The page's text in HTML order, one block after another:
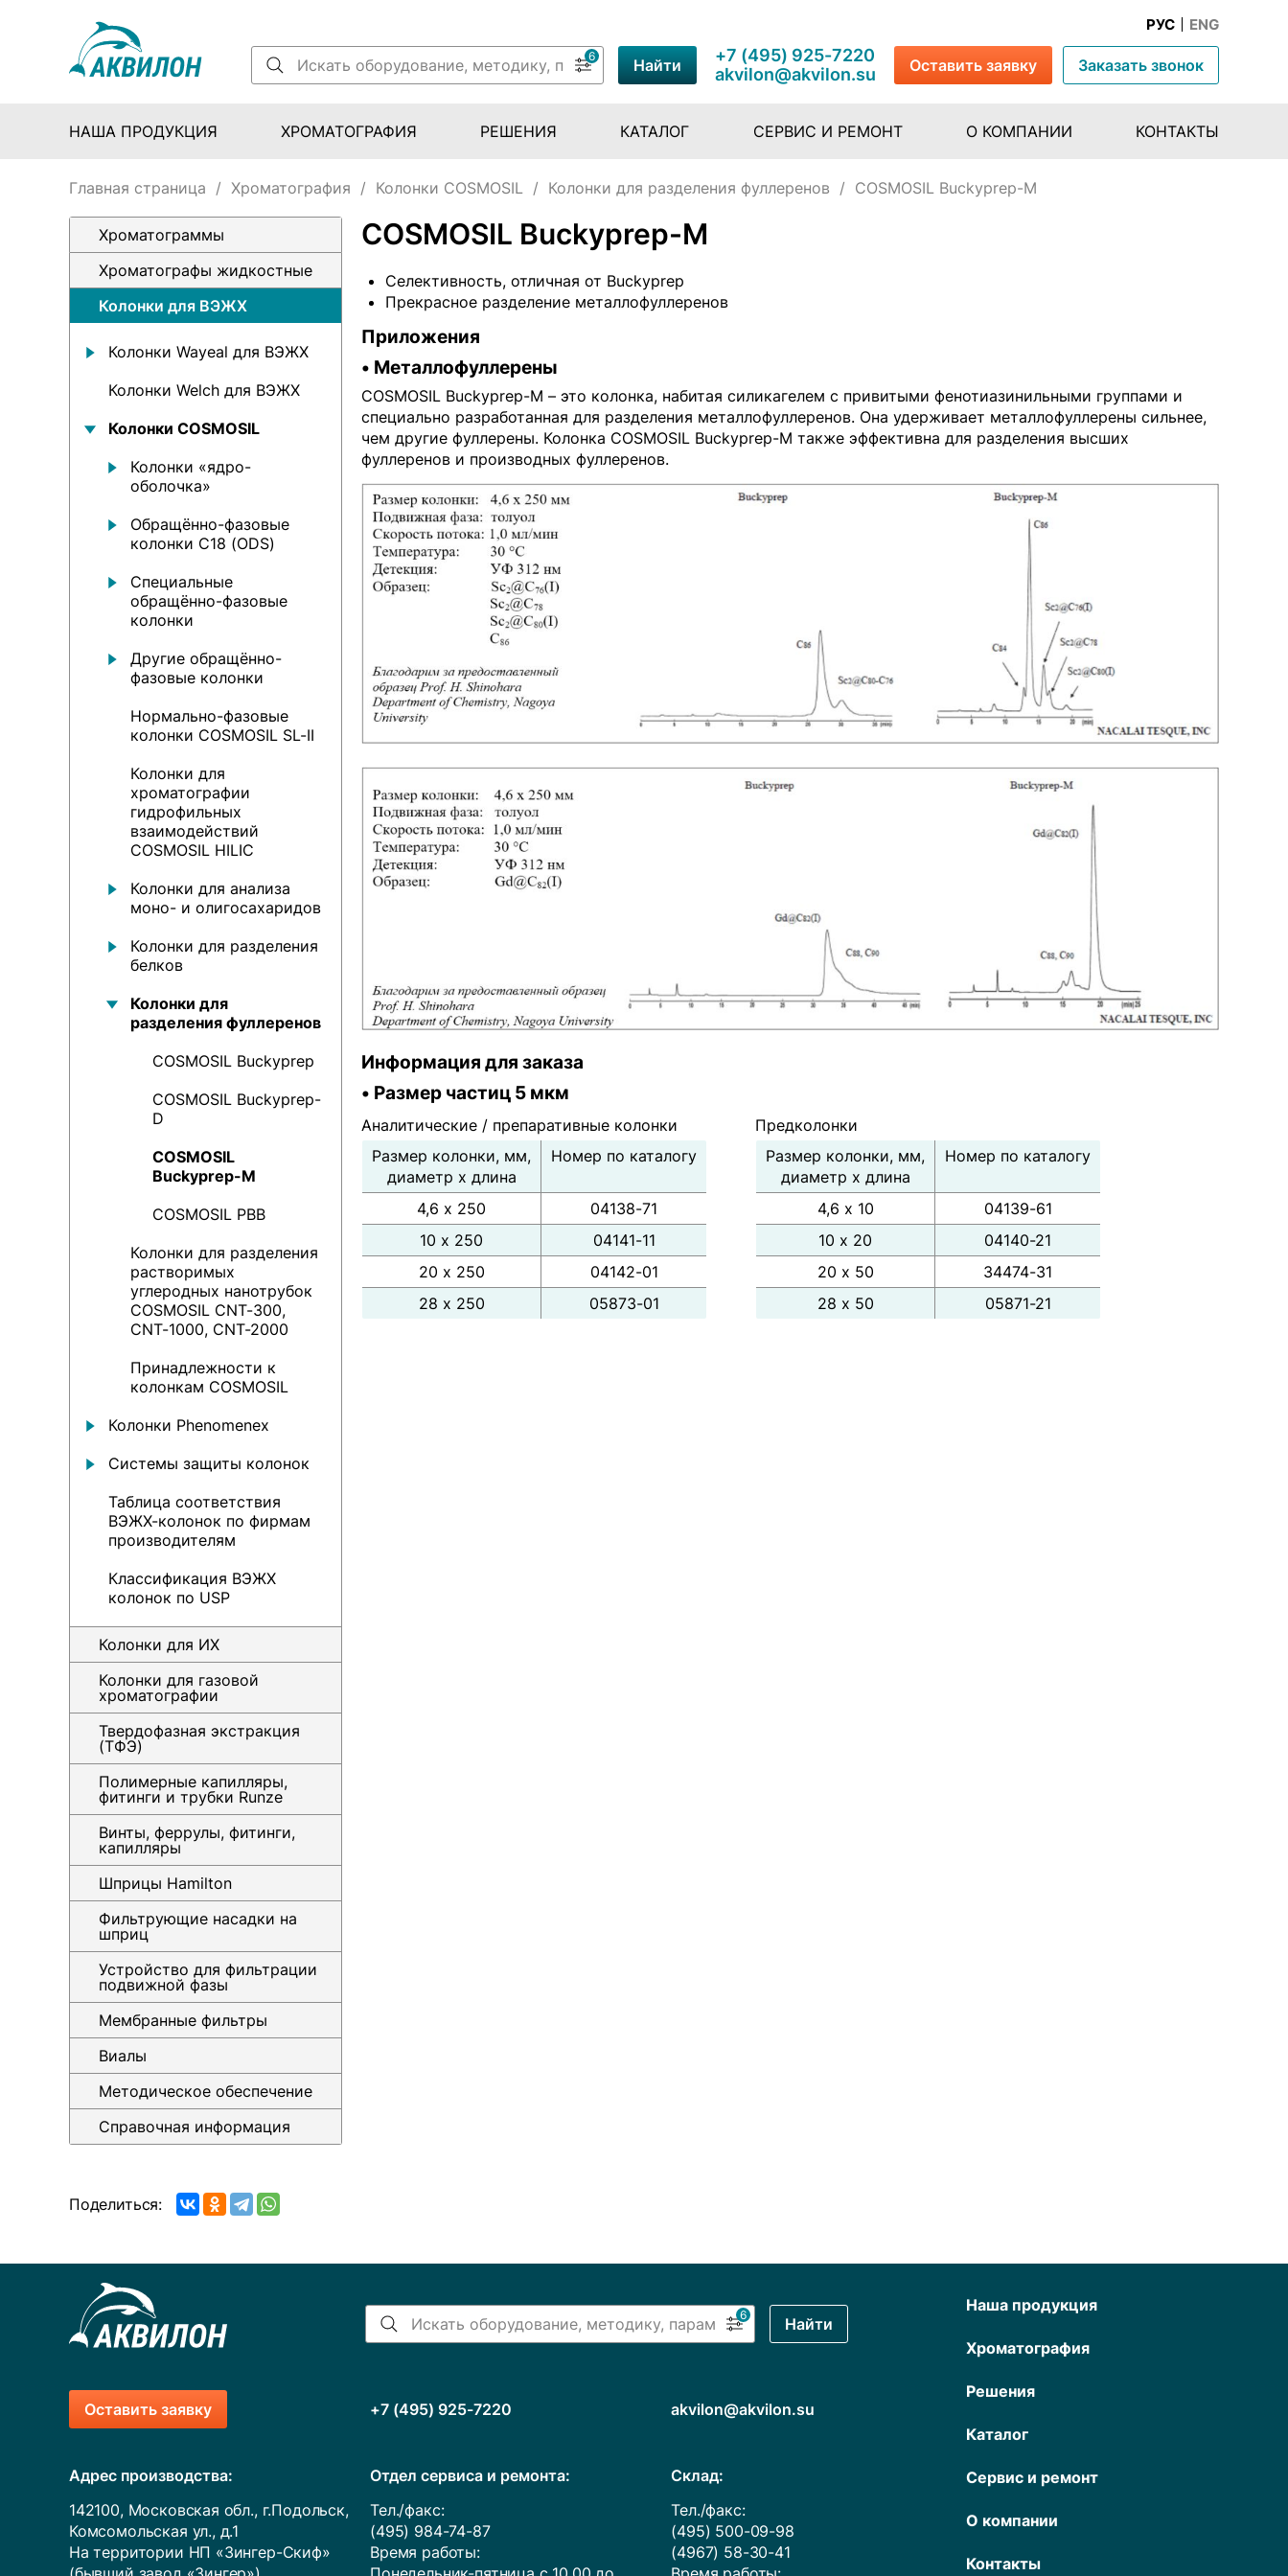
РУС ENG
6 Найти
+7 (495) 925-7220
akvilon@akvilon.su
Оставить заявку Заказать звонок
НАША ПРОДУКЦИЯ ХРОМАТОГРАФИЯ РЕШЕНИЯ КАТАЛОГ СЕРВИС И РЕМОНТ О КОМПАНИИ КОНТАКТЫ
Главная страница / Хроматография / Колонки COSMOSIL / Колонки для разделения фуллеренов / COSMOSIL Buckyprep-M
COSMOSIL Buckyprep-M
Селективность, отличная от Buckyprep
Прекрасное разделение металлофуллеренов
Приложения
• Металлофуллерены
COSMOSIL Buckyprep-M – это колонка, набитая силикагелем с привитыми фенотиазинильными группами и
специально разработанная для разделения металлофуллеренов. Она удерживает металлофуллерены сильнее,
чем другие фуллерены. Колонка COSMOSIL Buckyprep-M также эффективна для разделения высших
фуллеренов и производных фуллеренов.
Информация для заказа
• Размер частиц 5 мкм
Аналитические / препаративные колонки
Размер колонки, мм,
диаметр х длина
Номер по каталогу
4,6 х 250
04138-71
10 х 250
04141-11
20 х 250
04142-01
28 х 250
05873-01
Предколонки
Размер колонки, мм,
диаметр х длина
Номер по каталогу
4,6 х 10
04139-61
10 х 20
04140-21
20 х 50
34474-31
28 х 50
05871-21
Хроматограммы
Хроматографы жидкостные
Колонки для ВЭЖХ
Колонки Wayeal для ВЭЖХ
Колонки Welch для ВЭЖХ
Колонки COSMOSIL
Колонки «ядро-
оболочка»
Обращённо-фазовые
колонки С18 (ODS)
Специальные
обращённо-фазовые
колонки
Другие обращённо-
фазовые колонки
Нормально-фазовые
колонки COSMOSIL SL-II
Колонки для
хроматографии
гидрофильных
взаимодействий
COSMOSIL HILIC
Колонки для анализа
моно- и олигосахаридов
Колонки для разделения
белков
Колонки для
разделения фуллеренов
COSMOSIL Buckyprep
COSMOSIL Buckyprep-
D
COSMOSIL
Buckyprep-M
COSMOSIL PBB
Колонки для разделения
растворимых
углеродных нанотрубок
COSMOSIL CNT-300,
CNT-1000, CNT-2000
Принадлежности к
колонкам COSMOSIL
Колонки Рhenomenex
Системы защиты колонок
Таблица соответствия
ВЭЖХ-колонок по фирмам
производителям
Классификация ВЭЖХ
колонок по USP
Колонки для ИХ
Колонки для газовой
хроматографии
Твердофазная экстракция
(ТФЭ)
Полимерные капилляры,
фитинги и трубки Runze
Винты, феррулы, фитинги,
капилляры
Шприцы Hamilton
Фильтрующие насадки на
шприц
Устройство для фильтрации
подвижной фазы
Мембранные фильтры
Виалы
Методическое обеспечение
Справочная информация
Поделиться:
6 Найти
Оставить заявку +7 (495) 925-7220 akvilon@akvilon.su
Адрес производства:
142100, Московская обл., г.Подольск,
Комсомольская ул., д.1
На территории НП «Зингер-Скиф»
Отдел сервиса и ремонта:
Тел./факс:
(495) 984-74-87
Время работы:
Cклад:
Тел./факс:
(495) 500-09-98
(4967) 58-30-41
Наша продукция
Хроматография
Решения
Каталог
Сервис и ремонт
О компании
Контакты